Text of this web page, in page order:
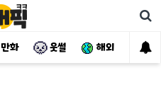
만화 웃썰 해외 핫